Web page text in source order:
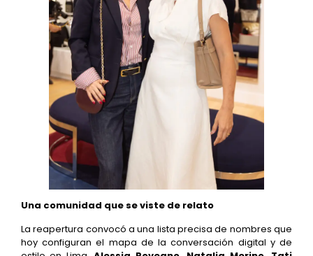
Una comunidad que se viste de relato
La reapertura convocó a una lista precisa de nombres que
hoy configuran el mapa de la conversación digital y de